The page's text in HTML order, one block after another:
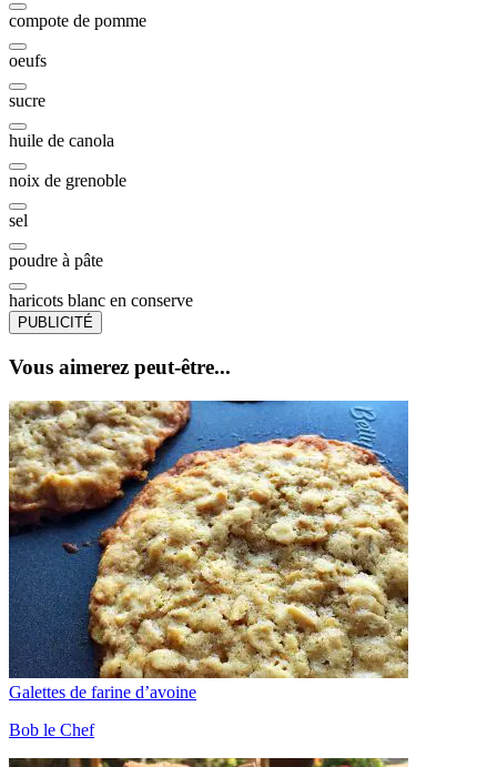
compote de pomme
oeufs
sucre
huile de canola
noix de grenoble
sel
poudre à pâte
haricots blanc en conserve
PUBLICITÉ
Vous aimerez peut-être...
Galettes de farine d’avoine
Bob le Chef